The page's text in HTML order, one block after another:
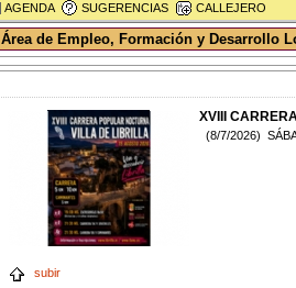
AGENDA SUGERENCIAS CALLEJERO
Área de Empleo, Formación y Desarrollo
XVIII
(8/7/2026)
subir